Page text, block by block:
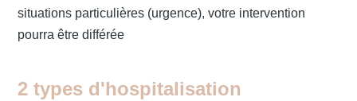
situations particulières (urgence), votre intervention
pourra être différée
2 types d'hospitalisation